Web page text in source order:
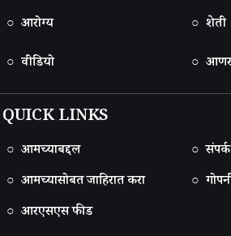
○ आरोग्य
○ शेती
○ वीडियो
○
QUICK LINKS
○ आमच्याबद्दल
○
○ आमच्यासोबत जाहिरात करा
○
○ आरएसएस फीड